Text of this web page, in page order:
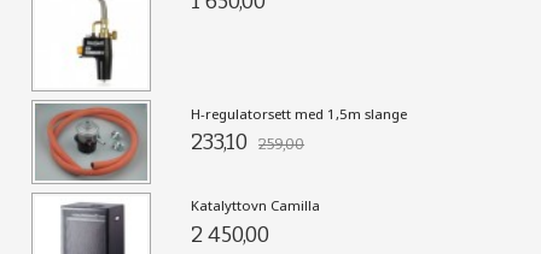
H-regulatorsett med 1,5m slange
233,10 259,00
Katalyttovn Camilla
2 450,00